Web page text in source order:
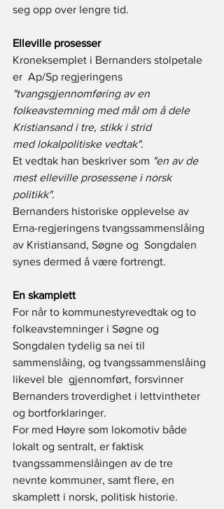
seg opp over lengre tid.
Elleville prosesser
Kroneksemplet i Bernanders stolpetale
er  Ap/Sp regjeringens
"tvangsgjennomføring av en
folkeavstemning med mål om å dele
Kristiansand i tre, stikk i strid
med lokalpolitiske vedtak".
Et vedtak han beskriver som "en av de
mest elleville prosessene i norsk
politikk".
Bernanders historiske opplevelse av
Erna-regjeringens tvangssammenslåing
av Kristiansand, Søgne og  Songdalen
synes dermed å være fortrengt.
En skamplett
For når to kommunestyrevedtak og to
folkeavstemninger i Søgne og
Songdalen tydelig sa nei til
sammenslåing, og tvangssammenslåing
likevel ble  gjennomført, forsvinner
Bernanders troverdighet i lettvintheter
og bortforklaringer.
For med Høyre som lokomotiv både
lokalt og sentralt, er faktisk
tvangssammenslåingen av de tre
nevnte kommuner, samt flere, en
skamplett i norsk, politisk historie.